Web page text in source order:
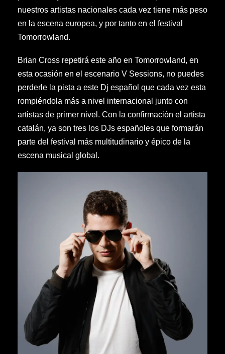
nuestros artistas nacionales cada vez tiene más peso
en la escena europea, y por tanto en el festival
Tomorrowland.
Brian Cross repetirá este año en Tomorrowland, en
esta ocasión en el escenario V Sessions, no puedes
perderle la pista a este Dj español que cada vez esta
rompiéndola más a nivel internacional junto con
artistas de primer nivel. Con la confirmación el artista
catalán, ya son tres los DJs españoles que formarán
parte del festival más multitudinario y épico de la
escena musical global.